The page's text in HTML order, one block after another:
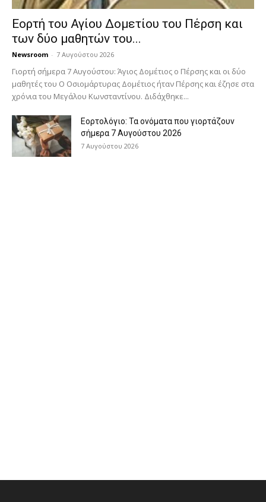
Εορτή του Αγίου Δομετίου του Πέρση και
των δύο μαθητών του...
Newsroom - 7 Αυγούστου 2026
Γιορτή σήμερα 7 Αυγούστου: Άγιος Δομέτιος ο Πέρσης και οι δύο
μαθητές του Ο Oσιομάρτυρας Δομέτιος ήταν Πέρσης και έζησε στα
χρόνια του Μεγάλου Κωνσταντίνου. Διδάχθηκε...
Εορτολόγιο: Τα ονόματα που γιορτάζουν
σήμερα 7 Αυγούστου 2026
7 Αυγούστου 2026